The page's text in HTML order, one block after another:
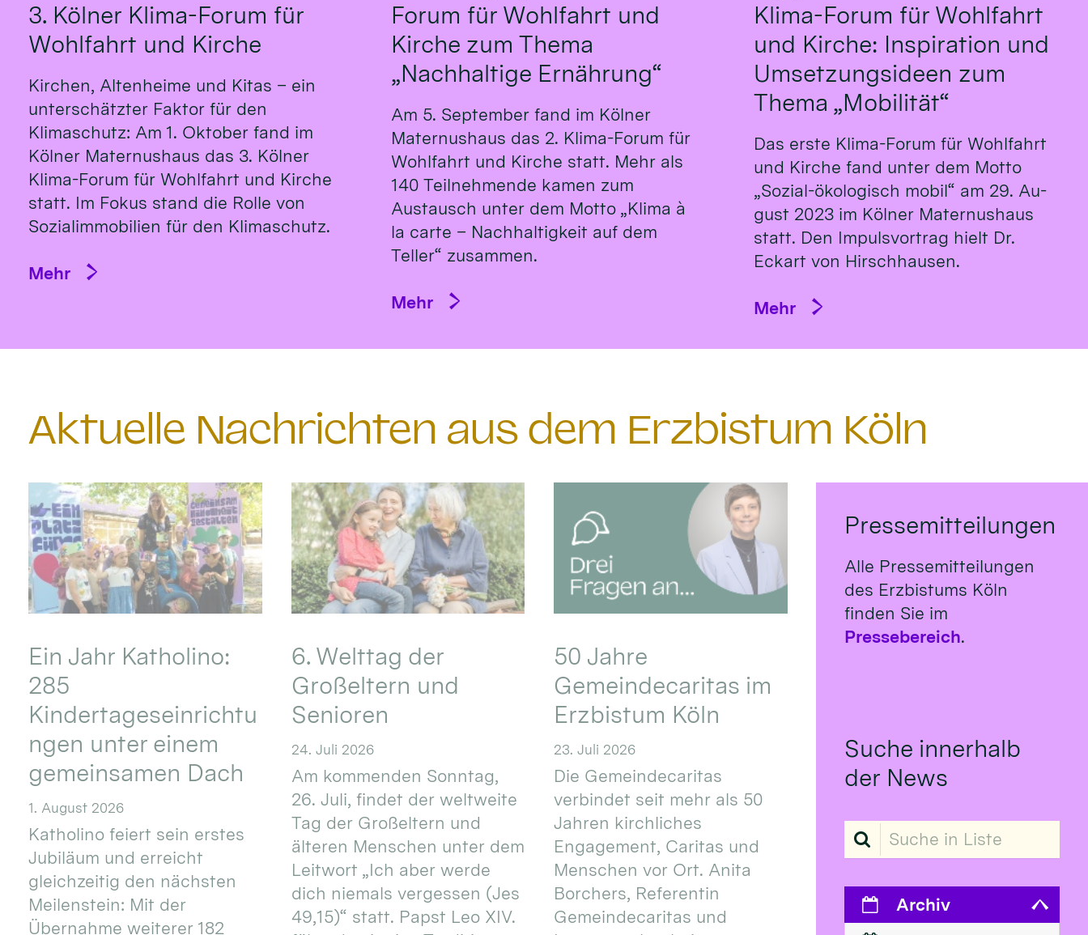
3. Kölner Klima-Forum für
Wohlfahrt und Kirche
Kirchen, Altenheime und Kitas – ein
unterschätzter Faktor für den
Klimaschutz: Am 1. Oktober fand im
Kölner Maternushaus das 3. Kölner
Klima-Forum für Wohlfahrt und Kirche
statt. Im Fokus stand die Rolle von
Sozialimmobilien für den Klimaschutz.
Mehr
Forum für Wohlfahrt und
Kirche zum Thema
„Nachhaltige Ernährung“
Am 5. September fand im Kölner
Maternushaus das 2. Klima-Forum für
Wohlfahrt und Kirche statt. Mehr als
140 Teilnehmende kamen zum
Austausch unter dem Motto „Klima à
la carte – Nachhaltigkeit auf dem
Teller“ zusammen.
Mehr
Klima-Forum für Wohlfahrt
und Kirche: Inspiration und
Umsetzungsideen zum
Thema „Mobilität“
Das erste Klima-Fo­rum für Wohl­fahrt
und Kirche fand un­ter dem Mot­to
„So­zial-öko­logisch mo­bil“ am 29. Au­
gust 2023 im Köl­ner Ma­ternus­haus
statt. Den Impulsvortrag hielt Dr.
Eckart von Hirsch­hausen.
Mehr
Aktuelle Nachrichten aus dem Erzbistum Köln
Ein Jahr Katholino:
285
Kindertageseinrichtu
ngen unter einem
gemeinsamen Dach
1. August 2026
Katholino feiert sein erstes
Jubiläum und erreicht
gleichzeitig den nächsten
Meilenstein: Mit der
Übernahme weiterer 182
6. Welttag der
Großeltern und
Senioren
24. Juli 2026
Am kommenden Sonntag,
26. Juli, findet der weltweite
Tag der Großeltern und
älteren Menschen unter dem
Leitwort „Ich aber werde
dich niemals vergessen (Jes
49,15)“ statt. Papst Leo XIV.
50 Jahre
Gemeindecaritas im
Erzbistum Köln
23. Juli 2026
Die Gemeindecaritas
verbindet seit mehr als 50
Jahren kirchliches
Engagement, Caritas und
Menschen vor Ort. Anita
Borchers, Referentin
Gemeindecaritas und
Pressemitteilungen
Alle Pressemitteilungen
des Erzbistums Köln
finden Sie im
Pressebereich.
Suche innerhalb
der News
Suche in Liste
Archiv